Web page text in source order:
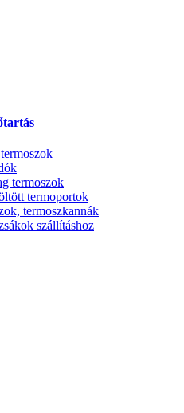
termoszok
termoportok
termoszkannák
szállításhoz